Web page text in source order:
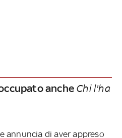
anche Chi l'ha
annuncia di aver appreso